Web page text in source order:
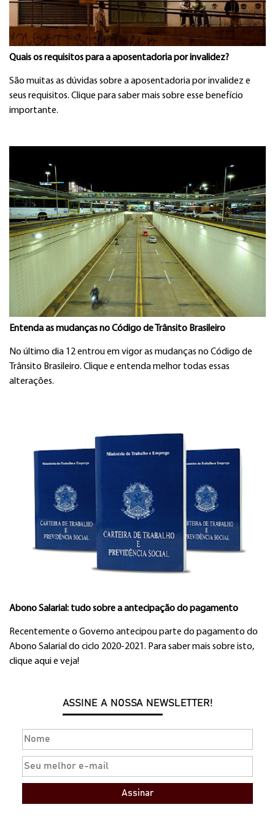
Quais os requisitos para a aposentadoria por invalidez?
São muitas as dúvidas sobre a aposentadoria por invalidez e
seus requisitos. Clique para saber mais sobre esse benefício
importante.
Entenda as mudanças no Código de Trânsito Brasileiro
No último dia 12 entrou em vigor as mudanças no Código de
Trânsito Brasileiro. Clique e entenda melhor todas essas
alterações.
Abono Salarial: tudo sobre a antecipação do pagamento
Recentemente o Governo antecipou parte do pagamento do
Abono Salarial do ciclo 2020-2021. Para saber mais sobre isto,
clique aqui e veja!
ASSINE A NOSSA NEWSLETTER!
Assinar